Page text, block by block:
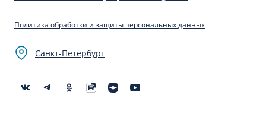
Политика обработки и защиты персональных данных
Санкт-Петербург